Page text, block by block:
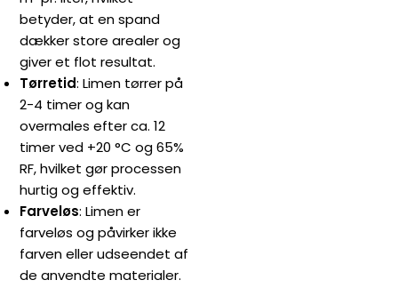
betyder, at en spand
dækker store arealer og
giver et flot resultat.
Tørretid: Limen tørrer på
2-4 timer og kan
overmales efter ca. 12
timer ved +20 °C og 65%
RF, hvilket gør processen
hurtig og effektiv.
Farveløs: Limen er
farveløs og påvirker ikke
farven eller udseendet af
de anvendte materialer.